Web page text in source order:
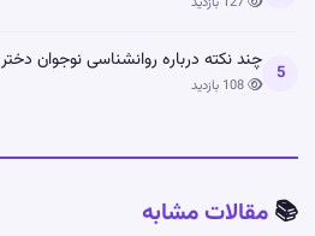
5 چند نکته درباره روانشناسی نوجوان دختر
📚 مقالات مشابه